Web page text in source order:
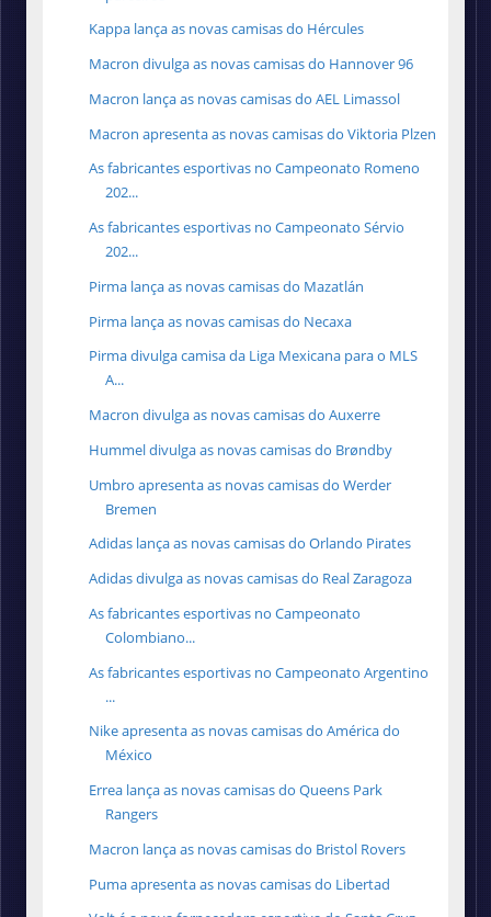
Kappa lança as novas camisas do Hércules
Macron divulga as novas camisas do Hannover 96
Macron lança as novas camisas do ‎AEL Limassol
Macron apresenta as novas camisas do Viktoria Plzen
As fabricantes esportivas no Campeonato Romeno
202...
As fabricantes esportivas no Campeonato Sérvio
202...
Pirma lança as novas camisas do Mazatlán
Pirma lança as novas camisas do Necaxa
Pirma divulga camisa da Liga Mexicana para o MLS
A...
Macron divulga as novas camisas do Auxerre
Hummel divulga as novas camisas do Brøndby
Umbro apresenta as novas camisas do Werder
Bremen
Adidas lança as novas camisas do Orlando Pirates
Adidas divulga as novas camisas do Real Zaragoza
As fabricantes esportivas no Campeonato
Colombiano...
As fabricantes esportivas no Campeonato Argentino
...
Nike apresenta as novas camisas do América do
México
Errea lança as novas camisas do Queens Park
Rangers
Macron lança as novas camisas do Bristol Rovers
Puma apresenta as novas camisas do Libertad